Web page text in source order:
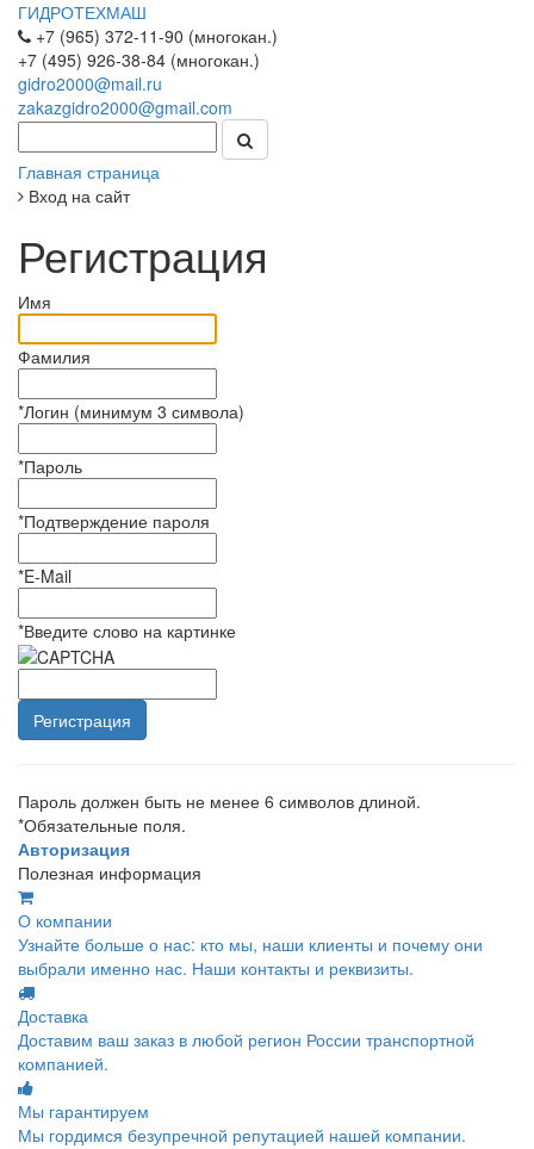
ГИДРОТЕХМАШ
+7 (965) 372-11-90 (многокан.)
+7 (495) 926-38-84 (многокан.)
gidro2000@mail.ru
zakazgidro2000@gmail.com
Главная страница
Вход на сайт
Регистрация
Имя
Фамилия
*Логин (минимум 3 символа)
*Пароль
*Подтверждение пароля
*E-Mail
*Введите слово на картинке
Пароль должен быть не менее 6 символов длиной.
*Обязательные поля.
Авторизация
Полезная информация
О компании
Узнайте больше о нас: кто мы, наши клиенты и почему они
выбрали именно нас. Наши контакты и реквизиты.
Доставка
Доставим ваш заказ в любой регион России транспортной
компанией.
Мы гарантируем
Мы гордимся безупречной репутацией нашей компании.